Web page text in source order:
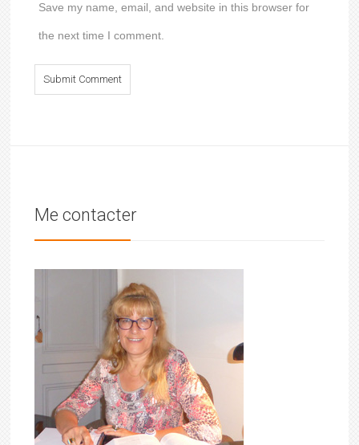
Save my name, email, and website in this browser for
the next time I comment.
Me contacter